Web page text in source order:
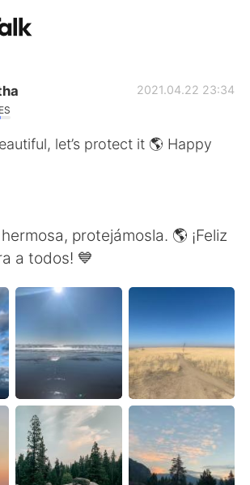
App
Checker
繁體中文
العربية
한국어
ไทย
Italiano
ES
2021.04.22 23:34
let’s protect it 🌎 Happy
protejámosla. 🌎 ¡Feliz
a todos! 💙